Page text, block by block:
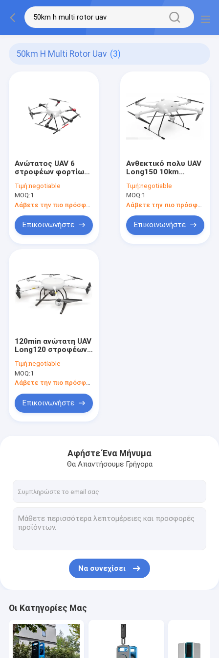
50km H Multi Rotor Uav (3)
Ανώτατος UAV 6
στροφέων φορτίων
πολυ κηφήνας
στροφέων
Τιμή:negotiable
MOQ:1
Λάβετε την πιο πρόσφατη τιμή
Επικοινωνήστε
Ανθεκτικό πολυ UAV
Long150 10km
κηφήνας
τηλεχειρισμού
ακτίνας ελέγχου
Τιμή:negotiable
MOQ:1
Επικοινωνήστε
120min ανώτατη UAV
Long120 στροφέων
ελαφριά αντίσταση
έξι βροχής κηφήνας
άξονα
Τιμή:negotiable
MOQ:1
Λάβετε την πιο πρόσφατη τιμή
Επικοινωνήστε
Αφήστε Ένα Μήνυμα
Θα Απαντήσουμε Γρήγορα
Να συνεχίσει
Οι Κατηγορίες Μας